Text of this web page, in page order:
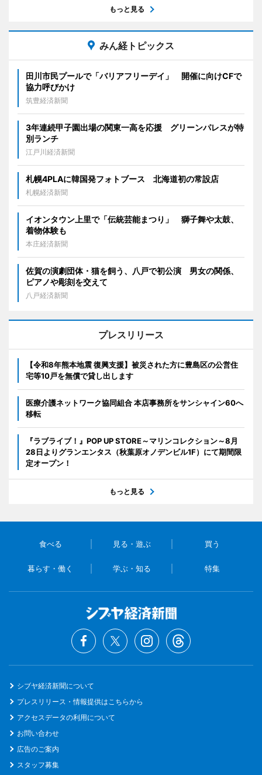
もっと見る
みん経トピックス
田川市民プールで「バリアフリーデイ」 開催に向けCFで
協力呼びかけ
筑豊経済新聞
3年連続甲子園出場の関東一高を応援 グリーンパレスが特
別ランチ
江戸川経済新聞
札幌4PLAに韓国発フォトブース 北海道初の常設店
札幌経済新聞
イオンタウン上里で「伝統芸能まつり」 獅子舞や太鼓、
着物体験も
本庄経済新聞
佐賀の演劇団体・猫を飼う、八戸で初公演 男女の関係、
ピアノや彫刻を交えて
八戸経済新聞
プレスリリース
【令和8年熊本地震 復興支援】被災された方に豊島区の公営住
宅等10戸を無償で貸し出します
医療介護ネットワーク協同組合 本店事務所をサンシャイン60へ
移転
『ラブライブ！』POP UP STORE～マリンコレクション～8月
28日よりグランエンタス（秋葉原オノデンビル1F）にて期間限
定オープン！
もっと見る
食べる 見る・遊ぶ 買う
暮らす・働く 学ぶ・知る 特集
シブヤ経済新聞について
プレスリリース・情報提供はこちらから
アクセスデータの利用について
お問い合わせ
広告のご案内
スタッフ募集